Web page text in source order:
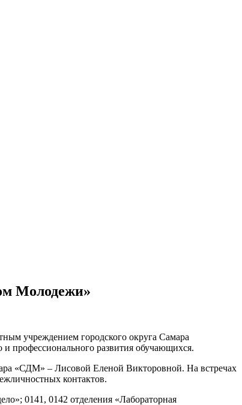
Молодежи»
учреждением городского округа Самара
профессионального развития обучающихся.
«СДМ» – Лисовой Еленой Викторовной. На встречах
контактов.
0141, 0142 отделения «Лабораторная